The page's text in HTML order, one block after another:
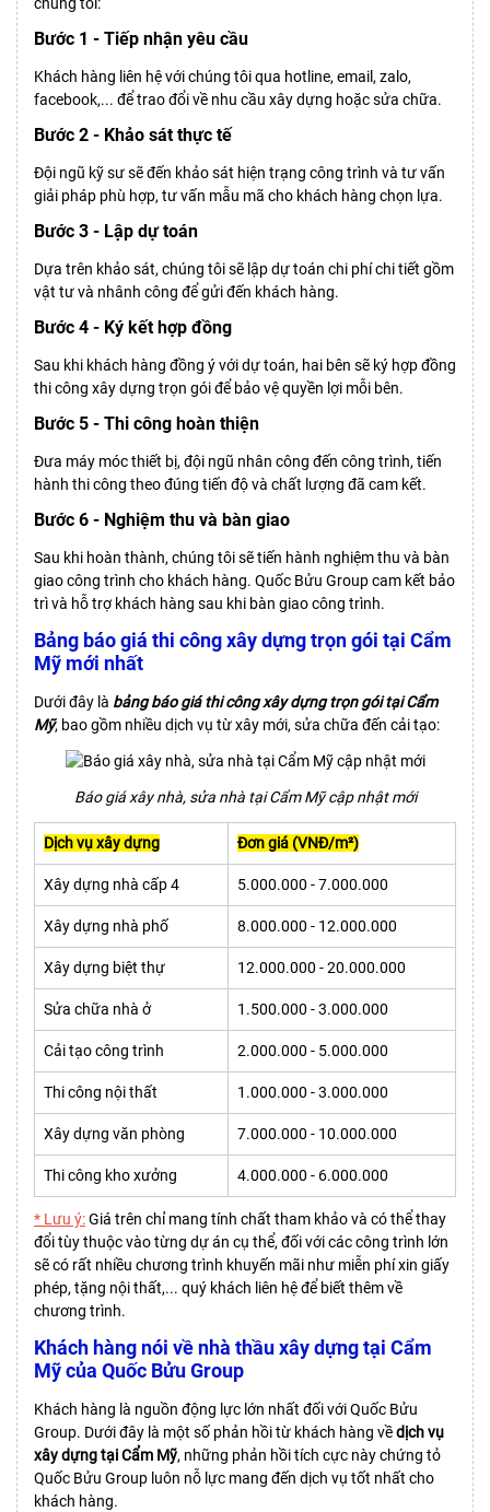
Bước 1 - Tiếp nhận yêu cầu
Khách hàng liên hệ với chúng tôi qua hotline, email, zalo,
facebook,... để trao đổi về nhu cầu xây dựng hoặc sửa chữa.
Bước 2 - Khảo sát thực tế
Đội ngũ kỹ sư sẽ đến khảo sát hiện trạng công trình và tư vấn
giải pháp phù hợp, tư vấn mẫu mã cho khách hàng chọn lựa.
Bước 3 - Lập dự toán
Dựa trên khảo sát, chúng tôi sẽ lập dự toán chi phí chi tiết gồm
vật tư và nhânh công để gửi đến khách hàng.
Bước 4 - Ký kết hợp đồng
Sau khi khách hàng đồng ý với dự toán, hai bên sẽ ký hợp đồng
thi công xây dựng trọn gói để bảo vệ quyền lợi mỗi bên.
Bước 5 - Thi công hoàn thiện
Đưa máy móc thiết bị, đội ngũ nhân công đến công trình, tiến
hành thi công theo đúng tiến độ và chất lượng đã cam kết.
Bước 6 - Nghiệm thu và bàn giao
Sau khi hoàn thành, chúng tôi sẽ tiến hành nghiệm thu và bàn
giao công trình cho khách hàng. Quốc Bửu Group cam kết bảo
trì và hỗ trợ khách hàng sau khi bàn giao công trình.
Bảng báo giá thi công xây dựng trọn gói tại Cẩm
Mỹ mới nhất
Dưới đây là bảng báo giá thi công xây dựng trọn gói tại Cẩm
Mỹ, bao gồm nhiều dịch vụ từ xây mới, sửa chữa đến cải tạo:
Báo giá xây nhà, sửa nhà tại Cẩm Mỹ cập nhật mới
Dịch vụ xây dựng Đơn giá (VNĐ/m²)
Xây dựng nhà cấp 4 5.000.000 - 7.000.000
Xây dựng nhà phố 8.000.000 - 12.000.000
Xây dựng biệt thự 12.000.000 - 20.000.000
Sửa chữa nhà ở 1.500.000 - 3.000.000
Cải tạo công trình 2.000.000 - 5.000.000
Thi công nội thất 1.000.000 - 3.000.000
Xây dựng văn phòng 7.000.000 - 10.000.000
Thi công kho xưởng 4.000.000 - 6.000.000
* Lưu ý:Giá trên chỉ mang tính chất tham khảo và có thể thay
đổi tùy thuộc vào từng dự án cụ thể, đối với các công trình lớn
sẽ có rất nhiều chương trình khuyến mãi như miễn phí xin giấy
phép, tặng nội thất,... quý khách liên hệ để biết thêm về
chương trình.
Khách hàng nói về nhà thầu xây dựng tại Cẩm
Mỹ của Quốc Bửu Group
Khách hàng là nguồn động lực lớn nhất đối với Quốc Bửu
Group. Dưới đây là một số phản hồi từ khách hàng vềdịch vụ
xây dựngtại Cẩm Mỹ, những phản hồi tích cực này chứng tỏ
Quốc Bửu Group luôn nỗ lực mang đến dịch vụ tốt nhất cho
khách hàng.